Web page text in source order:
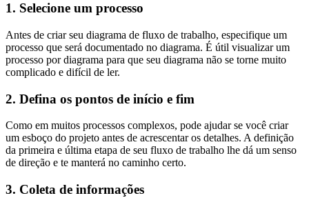
1. Selecione um processo
Antes de criar seu diagrama de fluxo de trabalho, especifique um
processo que será documentado no diagrama. É útil visualizar um
processo por diagrama para que seu diagrama não se torne muito
complicado e difícil de ler.
2. Defina os pontos de início e fim
Como em muitos processos complexos, pode ajudar se você criar
um esboço do projeto antes de acrescentar os detalhes. A definição
da primeira e última etapa de seu fluxo de trabalho lhe dá um senso
de direção e te manterá no caminho certo.
3. Coleta de informações